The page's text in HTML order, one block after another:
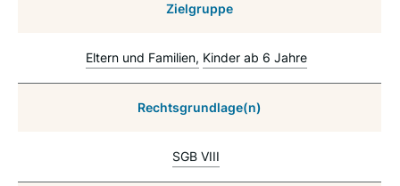
Zielgruppe
Eltern und Familien Kinder ab 6 Jahre
Rechtsgrundlage(n)
SGB VIII